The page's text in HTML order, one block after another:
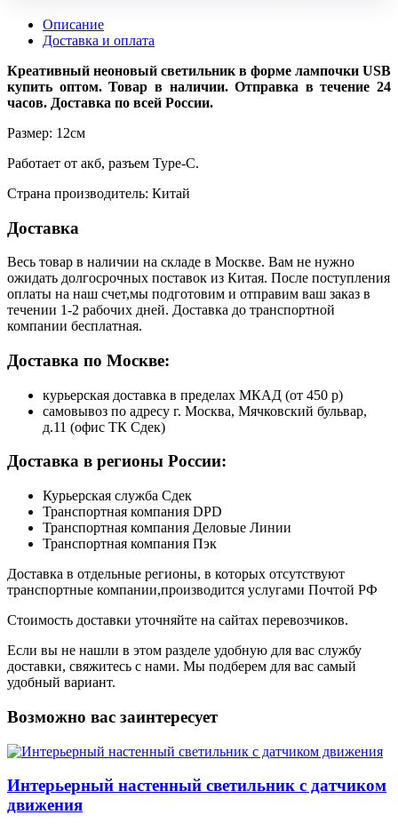
Описание
Доставка и оплата
Креативный неоновый светильник в форме лампочки USB
купить оптом. Товар в наличии. Отправка в течение 24
часов. Доставка по всей России.
Размер: 12см
Работает от акб, разъем Type-C.
Страна производитель: Китай
Доставка
Весь товар в наличии на складе в Москве. Вам не нужно
ожидать долгосрочных поставок из Китая. После поступления
оплаты на наш счет,мы подготовим и отправим ваш заказ в
течении 1-2 рабочих дней. Доставка до транспортной
компании бесплатная.
Доставка по Москве:
курьерская доставка в пределах МКАД (от 450 р)
самовывоз по адресу г. Москва, Мячковский бульвар,
д.11 (офис ТК Сдек)
Доставка в регионы России:
Курьерская служба Сдек
Транспортная компания DPD
Транспортная компания Деловые Линии
Транспортная компания Пэк
Доставка в отдельные регионы, в которых отсутствуют
транспортные компании,производится услугами Почтой РФ
Стоимость доставки уточняйте на сайтах перевозчиков.
Если вы не нашли в этом разделе удобную для вас службу
доставки, свяжитесь с нами. Мы подберем для вас самый
удобный вариант.
Возможно вас заинтересует
Интерьерный настенный светильник с датчиком
движения